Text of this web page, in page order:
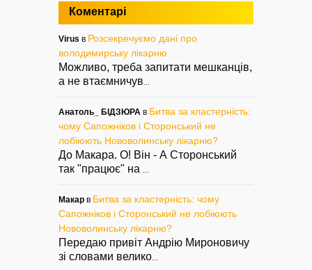
Коментарі
Virus в Розсекречуємо дані про
володимирську лікарню
Можливо, треба запитати мешканців,
а не втаємничув
Анатоль_ БІДЗЮРА в Битва за кластерність:
чому Сапожніков і Сторонський не
лобіюють Нововолинську лікарню?
До Макара. О! Він - А Сторонський
так "працює" на
Макар в Битва за кластерність: чому
Сапожніков і Сторонський не лобіюють
Нововолинську лікарню?
Передаю привіт Андрію Мироновичу
зі словами велико